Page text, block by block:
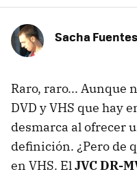
Sacha Fuentes
Raro, raro... Aunque
DVD y VHS que hay
desmarca al ofrecer
definición. ¿Pero de
en VHS. ElJVC DR-